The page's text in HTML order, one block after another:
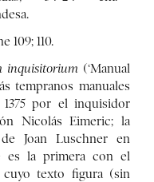
109; 110.
inquisitorium (‘Manual
tempranos manuales
por el inquisidor
Nicolás Eimeric; la
Joan Luschner en
es la primera con el
cuyo texto figura (sin